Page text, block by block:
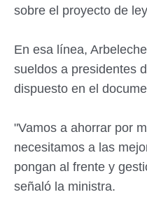
sobre el proyecto de
En esa línea,
sueldos a presidentes
dispuesto en el
"Vamos a ahorrar por
necesitamos a las
pongan al frente y
señaló la ministra.